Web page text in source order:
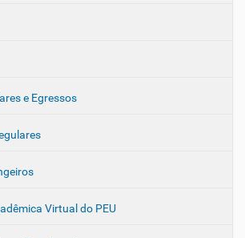
e Egressos
Virtual do PEU